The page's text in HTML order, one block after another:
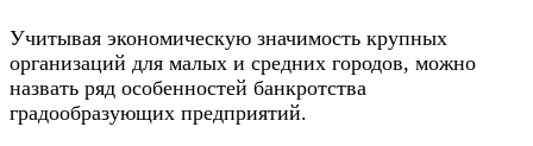
Учитывая экономическую значимость крупных
организаций для малых и средних городов, можно
назвать ряд особенностей банкротства
градообразующих предприятий.